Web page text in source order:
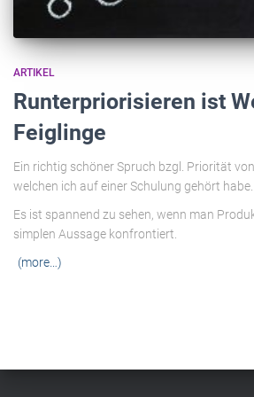
ARTIKEL
Runterpriorisieren ist
Feiglinge
Ein richtig schöner Spruch bzgl. Priorität
welchen ich auf einer Schulung gehört habe.
Es ist spannend zu sehen, wenn man
simplen Aussage konfrontiert.
(more…)